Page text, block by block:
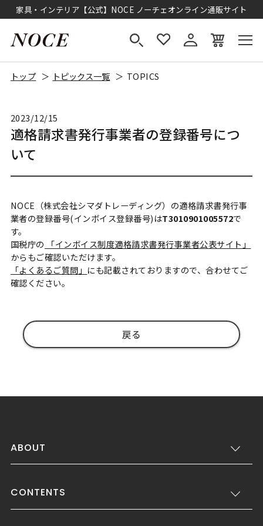
家具・インテリア【公式】NOCE ノーチェオンライン通販サイト
トップ トピックス一覧 TOPICS
2023/12/15
適格請求書発行事業者の登録番号につ
いて
NOCE（株式会社シマダトレーディング）の適格請求書発行事
業者の登録番号(インボイス登録番号)はT3010901005572で
す。
国税庁の 「インボイス制度適格請求書発行事業者公表サイト」
からもご確認いただけます。
「よくあるご質問」 にも記載されておりますので、合わせてご
確認ください。
戻る
ABOUT
CONTENTS